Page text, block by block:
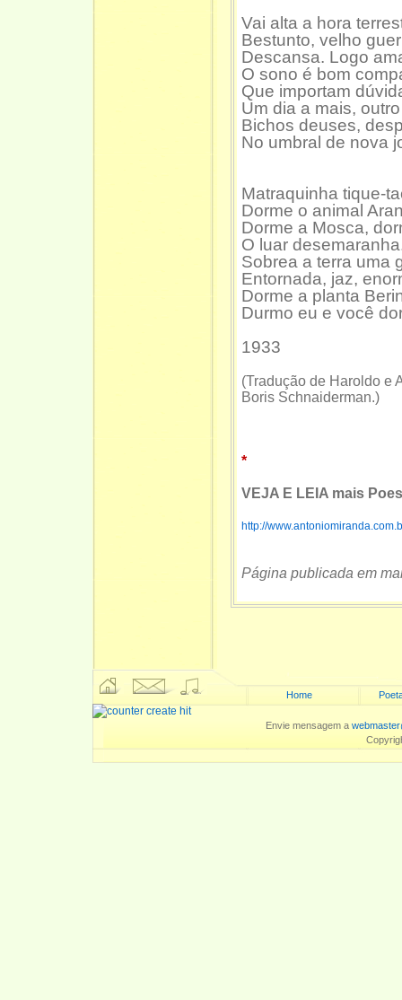
Vai alta a hora
Bestunto, velho
Descansa. Logo
O sono é bom
Que importam
Um dia a mais,
Bichos deuses,
No umbral de nova
Matraquinha tique-
Dorme o animal
Dorme a Mosca,
O luar
Sobrea a terra uma
Entornada, jaz,
Dorme a planta
Durmo eu e você
1933
(Tradução de Haroldo e
Boris Schnaiderman.)
*
VEJA E LEIA mais
http://
Página publicada em
Home
Envie mensagem a